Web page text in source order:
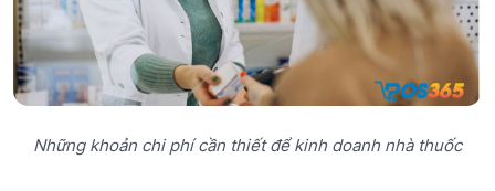
Những khoản chi phí cần thiết để kinh doanh nhà thuốc